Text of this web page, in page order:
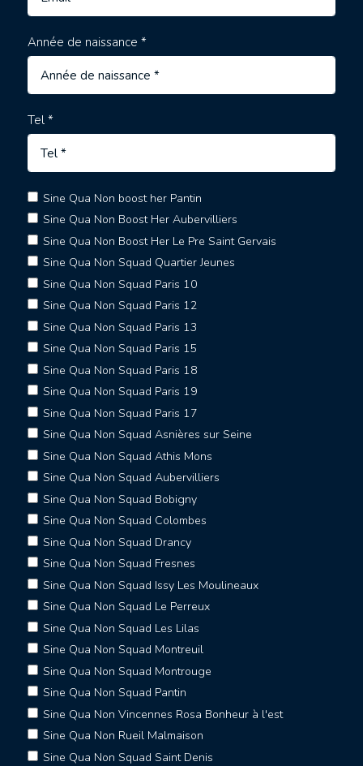
Année de naissance *
Tel *
Sine Qua Non boost her Pantin
Sine Qua Non Boost Her Aubervilliers
Sine Qua Non Boost Her Le Pre Saint Gervais
Sine Qua Non Squad Quartier Jeunes
Sine Qua Non Squad Paris 10
Sine Qua Non Squad Paris 12
Sine Qua Non Squad Paris 13
Sine Qua Non Squad Paris 15
Sine Qua Non Squad Paris 18
Sine Qua Non Squad Paris 19
Sine Qua Non Squad Paris 17
Sine Qua Non Squad Asnières sur Seine
Sine Qua Non Squad Athis Mons
Sine Qua Non Squad Aubervilliers
Sine Qua Non Squad Bobigny
Sine Qua Non Squad Colombes
Sine Qua Non Squad Drancy
Sine Qua Non Squad Fresnes
Sine Qua Non Squad Issy Les Moulineaux
Sine Qua Non Squad Le Perreux
Sine Qua Non Squad Les Lilas
Sine Qua Non Squad Montreuil
Sine Qua Non Squad Montrouge
Sine Qua Non Squad Pantin
Sine Qua Non Vincennes Rosa Bonheur à l'est
Sine Qua Non Rueil Malmaison
Sine Qua Non Squad Saint Denis